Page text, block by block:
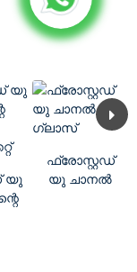
യു
ഫ്രോസ്റ്റഡ്
യു ചാനൽ